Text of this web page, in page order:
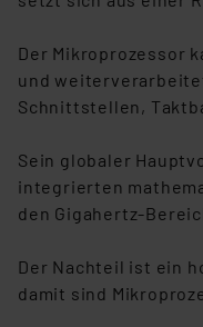
Der Mikroprozessor
und
Schnittstellen,
Sein globaler
integrierten
den Gigahertz-
Der Nachteil ist ein
damit sind